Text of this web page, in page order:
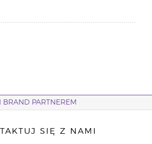
BRAND PARTNEREM
SIĘ Z NAMI